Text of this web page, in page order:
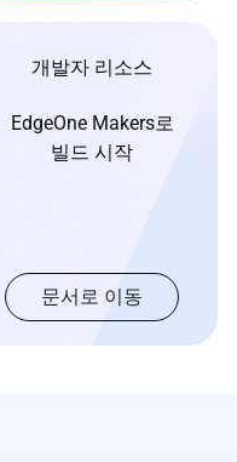
개발자 리소스
EdgeOne Makers로
빌드 시작
문서로 이동